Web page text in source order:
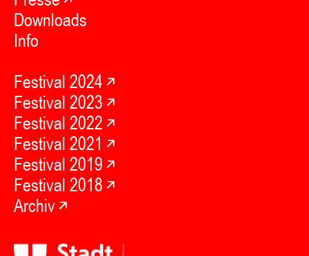
Downloads
Info
Festival 2024
Festival 2023
Festival 2022
Festival 2021
Festival 2019
Festival 2018
Archiv